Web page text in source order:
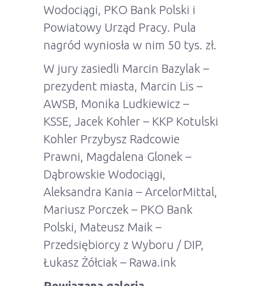
Wodociągi, PKO Bank Polski i
Powiatowy Urząd Pracy. Pula
nagród wyniosła w nim 50 tys. zł.
W jury zasiedli Marcin Bazylak –
prezydent miasta, Marcin Lis –
AWSB, Monika Ludkiewicz –
KSSE, Jacek Kohler – KKP Kotulski
Kohler Przybysz Radcowie
Prawni, Magdalena Glonek –
Dąbrowskie Wodociągi,
Aleksandra Kania – ArcelorMittal,
Mariusz Porczek – PKO Bank
Polski, Mateusz Maik –
Przedsiębiorcy z Wyboru / DIP,
Łukasz Żółciak – Rawa.ink